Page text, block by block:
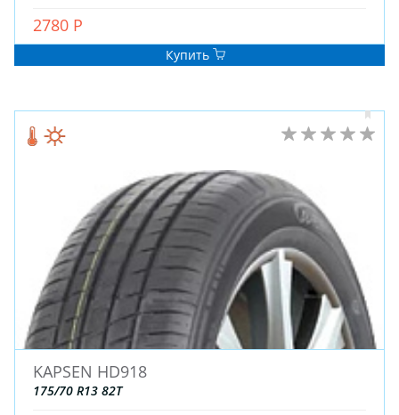
2780 Р
Купить
KAPSEN HD918
175/70 R13 82T